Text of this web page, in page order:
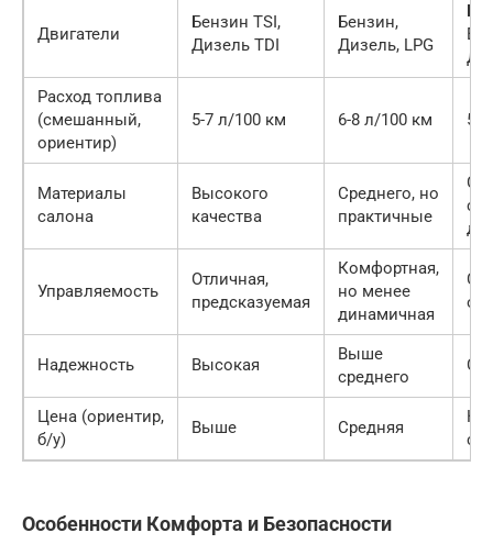
Двигатели
Бензин TSI,
Дизель TDI
Бензин,
Дизель, LPG
Расход топлива
(смешанный,
ориентир)
5-7 л/100 км 6-8 л/100 км 5-
Материалы
салона
Высокого
качества
Среднего, но
практичные
Управляемость
Отличная,
предсказуемая
Комфортная,
но менее
динамичная
Надежность Высокая
Выше
среднего
Цена (ориентир,
б/у)
Выше Средняя
Особенности Комфорта и Безопасности